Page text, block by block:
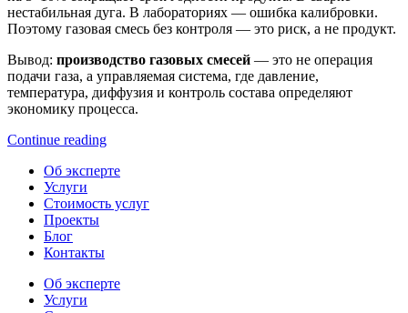
нестабильная дуга. В лабораториях — ошибка калибровки.
Поэтому газовая смесь без контроля — это риск, а не продукт.
Вывод: производство газовых смесей — это не операция
подачи газа, а управляемая система, где давление,
температура, диффузия и контроль состава определяют
экономику процесса.
Continue reading
Об эксперте
Услуги
Стоимость услуг
Проекты
Блог
Контакты
Об эксперте
Услуги